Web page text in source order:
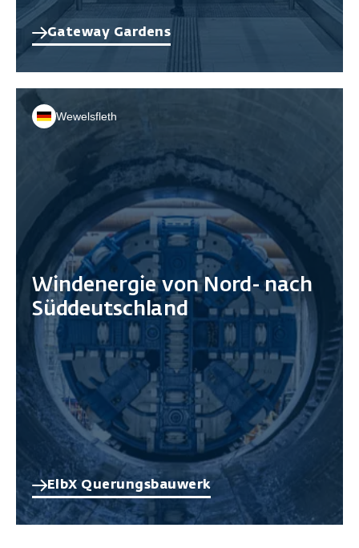
Gateway Gardens
Wewelsfleth
Windenergie von Nord- nach
Süddeutschland
ElbX Querungsbauwerk